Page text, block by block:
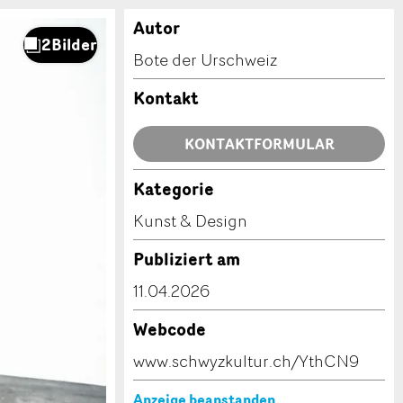
Autor
Bote der Urschweiz
Kontakt
KONTAKTFORMULAR
Kategorie
Kunst & Design
Publiziert am
11.04.2026
Webcode
www.schwyzkultur.ch/YthCN9